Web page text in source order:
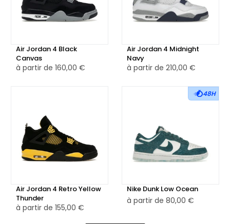
Air Jordan 4 Black
Canvas
à partir de 160,00 €
Air Jordan 4 Midnight
Navy
à partir de 210,00 €
Air Jordan 4 Retro Yellow
Thunder
à partir de 155,00 €
48H
Nike Dunk Low Ocean
à partir de 80,00 €